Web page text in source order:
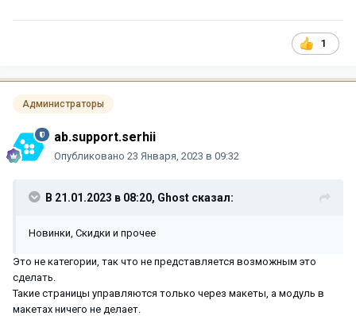
1
Администраторы
ab.support.serhii
Опубликовано 23 Января, 2023 в 09:32
В 21.01.2023 в 08:20, Ghost сказал:
Новинки, Скидки и прочее
Это не категории, так что не представляется возможным это
сделать.
Такие страницы управляются только через макеты, а модуль в
макетах ничего не делает.